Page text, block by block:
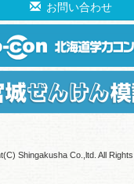
お問い合わせ
Shingakusha Co.,ltd. All